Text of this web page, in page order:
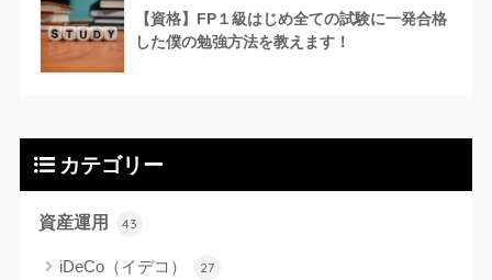
【資格】FP１級はじめ全ての試験に一発合格
した僕の勉強方法を教えます！
カテゴリー
資産運用 43
iDeCo（イデコ） 27